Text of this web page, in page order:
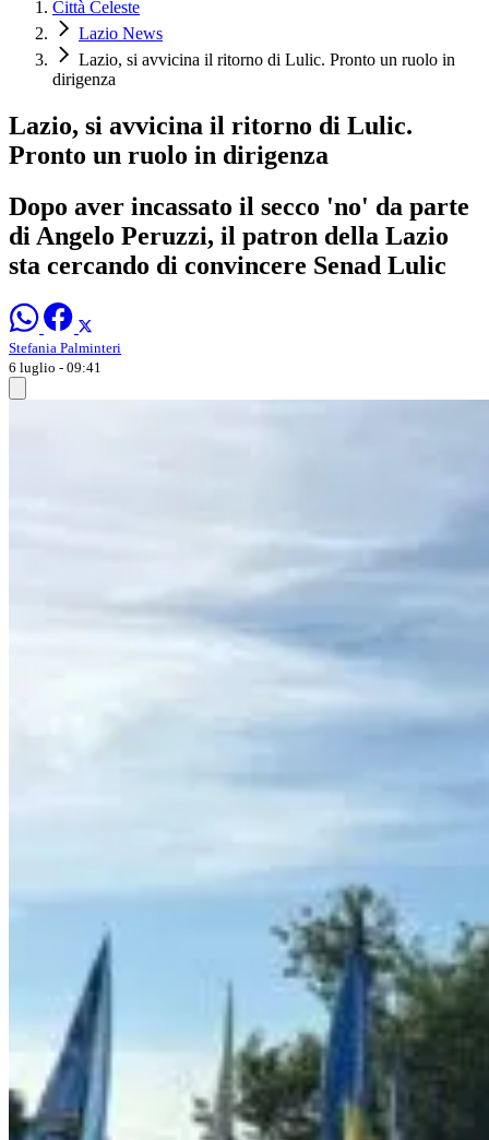
Città Celeste
Lazio News
Lazio, si avvicina il ritorno di Lulic. Pronto un ruolo in
dirigenza
Lazio, si avvicina il ritorno di Lulic.
Pronto un ruolo in dirigenza
Dopo aver incassato il secco 'no' da parte
di Angelo Peruzzi, il patron della Lazio
sta cercando di convincere Senad Lulic
Stefania Palminteri
6 luglio - 09:41